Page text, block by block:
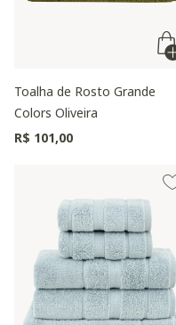
Toalha de Rosto Grande
Colors Oliveira
R$ 101,00